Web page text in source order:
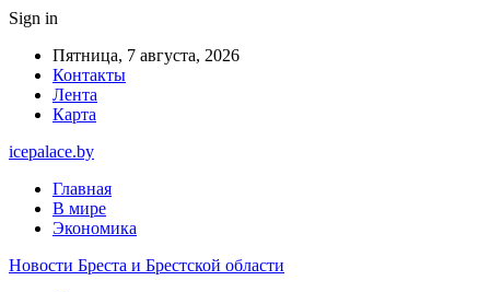
Sign in
Пятница, 7 августа, 2026
Контакты
Лента
Карта
icepalace.by
Главная
В мире
Экономика
Новости Бреста и Брестской области